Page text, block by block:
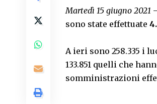
Martedì 15 giugno 2021
sono state effettuate
A ieri sono 258.335 i
133.851 quelli che
somministrazioni